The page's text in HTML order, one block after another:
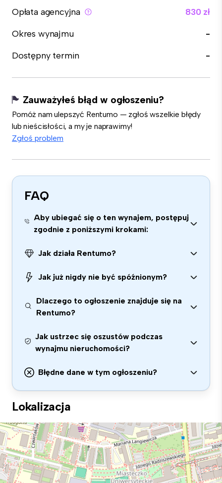
Opłata agencyjna
830 zł
Okres wynajmu
-
Dostępny termin
-
Zauważyłeś błąd w ogłoszeniu?
Pomóż nam ulepszyć Rentumo — zgłoś wszelkie błędy
lub nieścisłości, a my je naprawimy!
Zgłoś problem
FAQ
Aby ubiegać się o ten wynajem, postępuj
zgodnie z poniższymi krokami:
Jak działa Rentumo?
Jak już nigdy nie być spóźnionym?
Dlaczego to ogłoszenie znajduje się na
Rentumo?
Jak ustrzec się oszustów podczas
wynajmu nieruchomości?
Błędne dane w tym ogłoszeniu?
Lokalizacja